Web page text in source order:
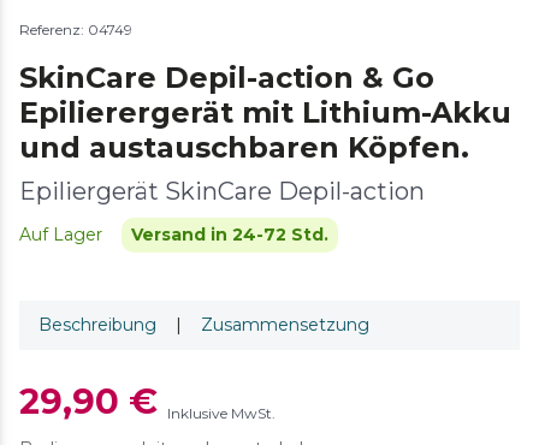
Referenz: 04749
SkinCare Depil-action & Go
Epilierergerät mit Lithium-Akku
und austauschbaren Köpfen.
Epiliergerät SkinCare Depil-action
Auf Lager Versand in 24-72 Std.
Beschreibung Zusammensetzung
29,90 € Inklusive MwSt.